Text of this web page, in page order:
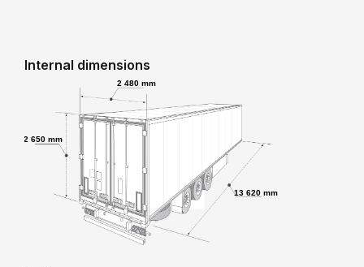
Internal dimensions
2 480 mm
2 650 mm
13 620 mm